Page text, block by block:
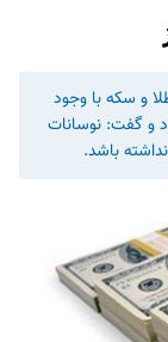
و سکه با وجود
و گفت: نوسانات
باشد.